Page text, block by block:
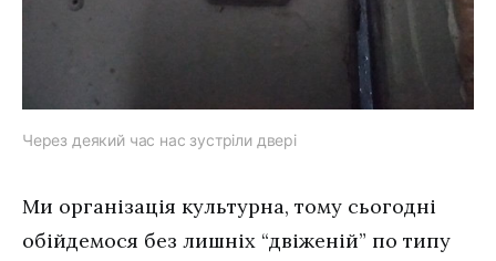
Через деякий час нас зустріли двері
Ми організація культурна, тому сьогодні
обійдемося без лишніх “двіженій” по типу